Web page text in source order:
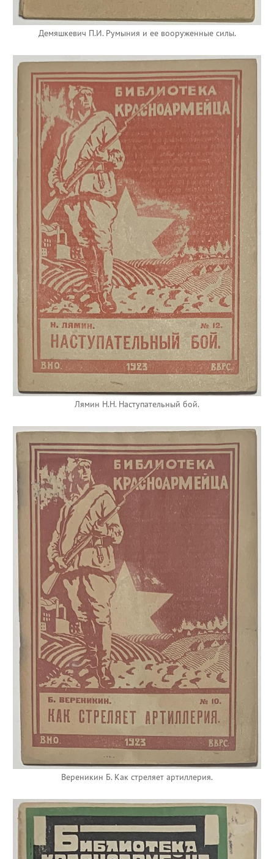
Демяшкевич П.И. Румыния и ее вооруженные силы.
Лямин Н.Н. Наступательный бой.
Вереникин Б. Как стреляет артиллерия.